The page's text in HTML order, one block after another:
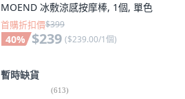
MOEND 冰敷涼感按摩棒, 1個, 單色
首購折扣價$399
40% $239 ($239.00/1個)
暫時缺貨
(613)